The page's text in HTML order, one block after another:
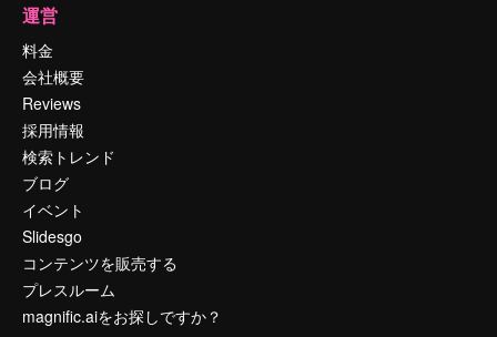
運営
料金
会社概要
Reviews
採用情報
検索トレンド
ブログ
イベント
Slidesgo
コンテンツを販売する
プレスルーム
magnific.aiをお探しですか？